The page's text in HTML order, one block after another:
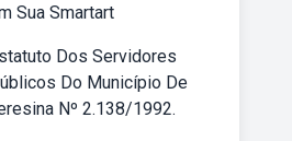
Sua Smartart
Dos Servidores
Do Município De
Nº 2.138/1992.